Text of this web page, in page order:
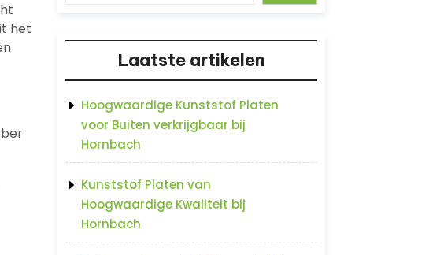
het
Laatste artikelen
Hoogwaardige Kunststof Platen
voor Buiten verkrijgbaar bij
Hornbach
Kunststof Platen van
Hoogwaardige Kwaliteit bij
Hornbach